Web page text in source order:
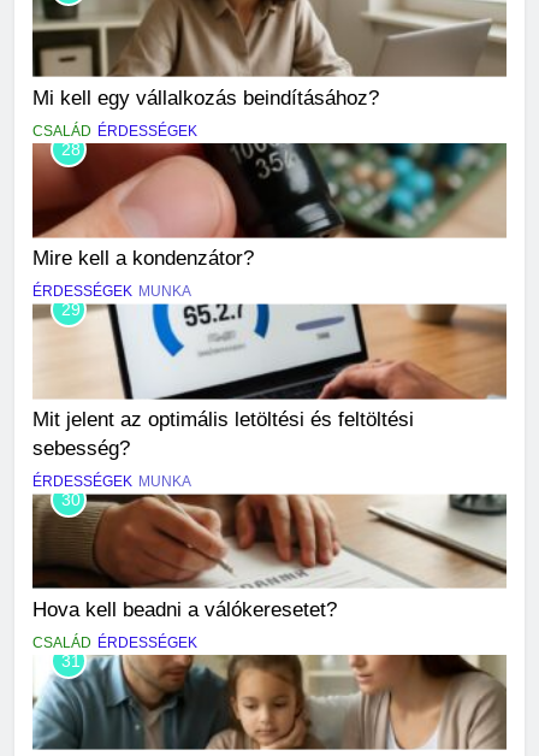
Mi kell egy vállalkozás beindításához?
CSALÁD ÉRDESSÉGEK
28
Mire kell a kondenzátor?
ÉRDESSÉGEK MUNKA
29
Mit jelent az optimális letöltési és feltöltési
sebesség?
ÉRDESSÉGEK MUNKA
30
Hova kell beadni a válókeresetet?
CSALÁD ÉRDESSÉGEK
31